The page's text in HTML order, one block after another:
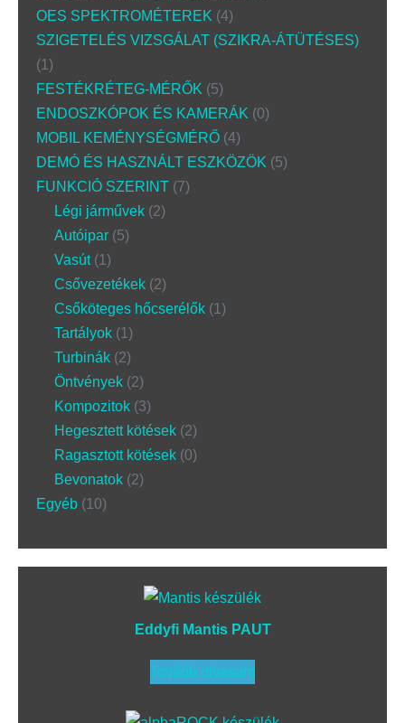
OES SPEKTROMÉTEREK 4
SZIGETELÉS VIZSGÁLAT (SZIKRA-ÁTÜTÉSES)
1
FESTÉKRÉTEG-MÉRŐK
5
ENDOSZKÓPOK ÉS KAMERÁK
0
MOBIL KEMÉNYSÉGMÉRŐ 4
DEMÓ ÉS HASZNÁLT ESZKÖZÖK
5
FUNKCIÓ SZERINT 7
Légi járművek 2
Autóipar 5
Vasút 1
Csővezetékek 2
Csőköteges hőcserélők 1
Tartályok 1
Turbinák 2
Öntvények 2
Kompozitok 3
Hegesztett kötések 2
Ragasztott kötések 0
Bevonatok 2
Egyéb 10
Eddyfi Mantis PAUT
Tovább olvasom